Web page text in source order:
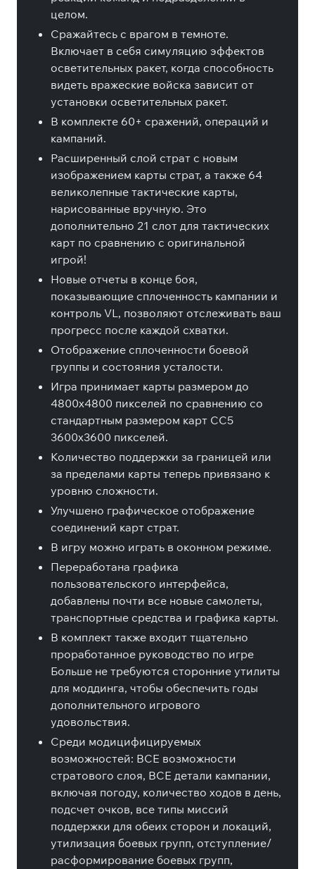
целом.
Сражайтесь с врагом в темноте.
Включает в себя симуляцию эффектов
осветительных ракет, когда способность
видеть вражеские войска зависит от
установки осветительных ракет.
В комплекте 60+ сражений, операций и
кампаний.
Расширенный слой страт с новым
изображением карты страт, а также 64
великолепные тактические карты,
нарисованные вручную. Это
дополнительно 21 слот для тактических
карт по сравнению с оригинальной
игрой!
Новые отчеты в конце боя,
показывающие сплоченность кампании и
контроль VL, позволяют отслеживать ваш
прогресс после каждой схватки.
Отображение сплоченности боевой
группы и состояния усталости.
Игра принимает карты размером до
4800x4800 пикселей по сравнению со
стандартным размером карт CC5
3600x3600 пикселей.
Количество поддержки за границей или
за пределами карты теперь привязано к
уровню сложности.
Улучшено графическое отображение
соединений карт страт.
В игру можно играть в оконном режиме.
Переработана графика
пользовательского интерфейса,
добавлены почти все новые самолеты,
транспортные средства и графика карты.
В комплект также входит тщательно
проработанное руководство по игре
Больше не требуются сторонние утилиты
для моддинга, чтобы обеспечить годы
дополнительного игрового
удовольствия.
Среди модицифицируемых
возможностей: ВСЕ возможности
стратового слоя, ВСЕ детали кампании,
включая погоду, количество ходов в день,
подсчет очков, все типы миссий
поддержки для обеих сторон и локаций,
утилизация боевых групп, отступление/
расформирование боевых групп,